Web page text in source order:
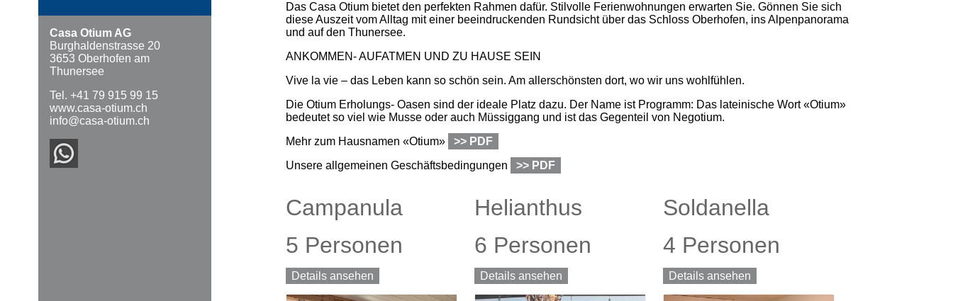
Das Casa Otium bietet den perfekten Rahmen dafür. Stilvolle Ferienwohnungen erwarten Sie. Gönnen Sie sich
diese Auszeit vom Alltag mit einer beeindruckenden Rundsicht über das Schloss Oberhofen, ins Alpenpanorama
und auf den Thunersee.
ANKOMMEN- AUFATMEN UND ZU HAUSE SEIN
Vive la vie – das Leben kann so schön sein. Am allerschönsten dort, wo wir uns wohlfühlen.
Die Otium Erholungs- Oasen sind der ideale Platz dazu. Der Name ist Programm: Das lateinische Wort «Otium»
bedeutet so viel wie Musse oder auch Müssiggang und ist das Gegenteil von Negotium.
Mehr zum Hausnamen «Otium»
>> PDF
Unsere allgemeinen Geschäftsbedingungen
>> PDF
Campanula
5 Personen
Details ansehen
Helianthus
6 Personen
Details ansehen
Soldanella
4 Personen
Details ansehen
Casa Otium AG
Burghaldenstrasse 20
3653 Oberhofen am
Thunersee
Tel. +41 79 915 99 15
www.casa-otium.ch
info@casa-otium.ch